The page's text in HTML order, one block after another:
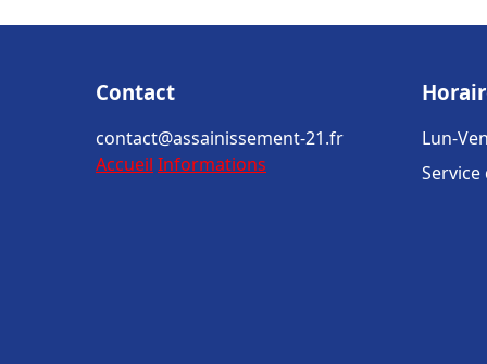
Contact
contact@assainissement-21.fr
Accueil Informations
Lun-